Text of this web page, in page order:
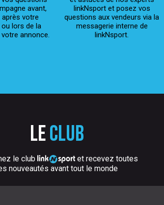
avant,
votre
lors de la
annonce.
linkNsport et posez vos
questions aux vendeurs via la
messagerie interne de
linkNsport.
Le club
le club
et recevez toutes
nouveautés avant tout le monde